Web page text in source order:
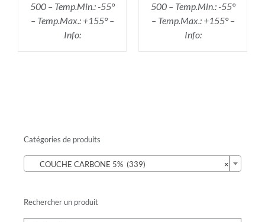
500 – Temp.Min.: -55°
– Temp.Max.: +155° –
Info:
500 – Temp.Min.: -55°
– Temp.Max.: +155° –
Info:
Catégories de produits
×
COUCHE CARBONE 5% (339)
Rechercher un produit